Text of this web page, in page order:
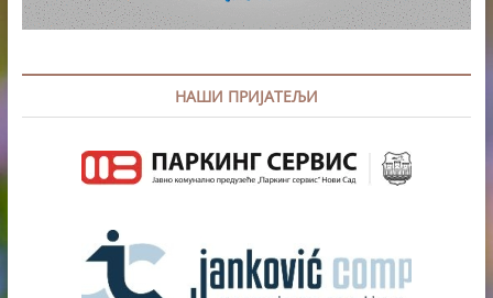
НАШИ ПРИЈАТЕЉИ